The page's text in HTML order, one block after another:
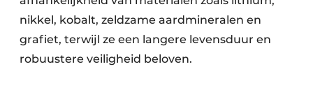
nikkel, kobalt, zeldzame aardmineralen en
grafiet, terwijl ze een langere levensduur en
robuustere veiligheid beloven.